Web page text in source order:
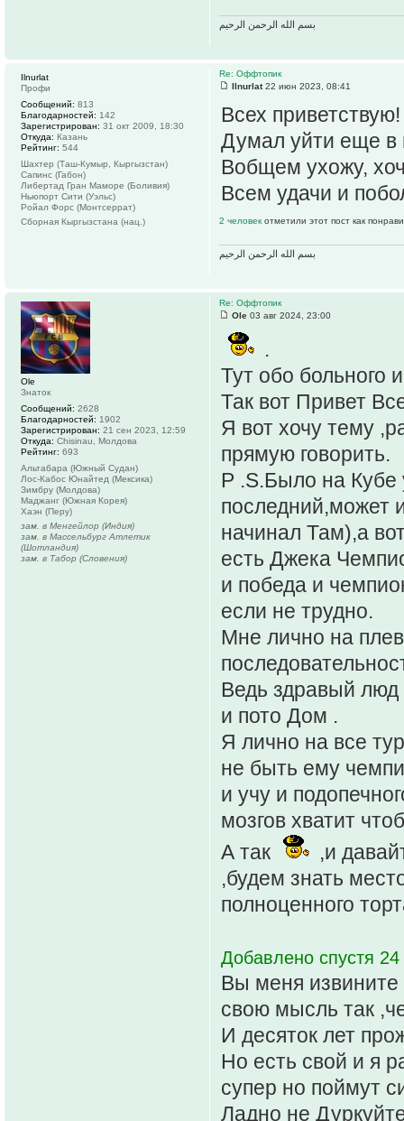
بسم الله الرحمن الرحيم
Re: Оффтопик
Ilnurlat22 июн 2023, 08:41
Всех приветствую!
Думал уйти еще в
Вобщем ухожу,
Всем удачи и
2 человек отметили этот пост как
بسم الله الرحمن الرحيم
Ilnurlat
Профи
Сообщений: 813
Благодарностей: 142
Зарегистрирован: 31 окт 2009, 18:30
Откуда: Казань
Рейтинг: 544
Шахтер (Таш-Кумыр, Кыргызстан)
Сапинс (Габон)
Либертад Гран Маморе (Боливия)
Ньюпорт Сити (Уэльс)
Ройал Форс (Монтсеррат)
Сборная Кыргызстана (нац.)
Re: Оффтопик
Ole 03 авг 2024, 23:00
.
Тут обо больного
Так вот Привет
Я вот хочу тему
прямую говорить.
P .S.Было на
последний,может
начинал Там),а
есть Джека
и победа и
если не трудно.
Мне лично на
Ведь здравый
и пото Дом .
Я лично на все
не быть ему
и учу и
мозгов хватит
А так
,и
,будем знать
полноценного
Добавлено спустя
Вы меня извините
свою мысль так
И десяток лет
Но есть свой и я
супер но поймут
Ладно не
Ole
Знаток
Сообщений: 2628
Благодарностей: 1902
Зарегистрирован: 21 сен 2023, 12:59
Откуда: Chisinau, Молдова
Рейтинг: 693
Альтабара (Южный Судан)
Лос-Кабос Юнайтед (Мексика)
Зимбру (Молдова)
Маджанг (Южная Корея)
Хаэн (Перу)
зам. в Менгейлор (Индия)
зам. в Массельбург Атлетик
(Шотландия)
зам. в Табор (Словения)